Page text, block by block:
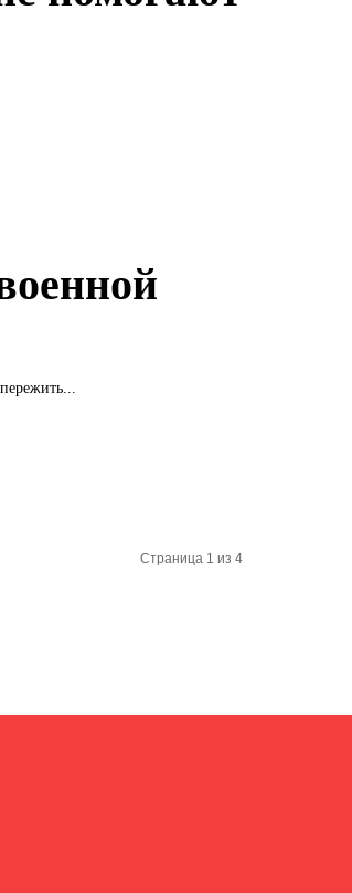
Страница 1 из 4